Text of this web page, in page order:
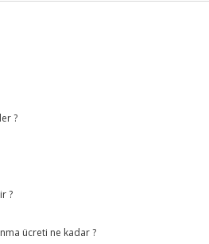
?
?
ücreti ne kadar ?